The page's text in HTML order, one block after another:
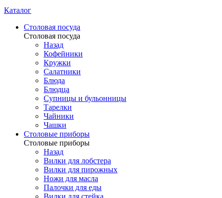
Каталог
Столовая посуда
Столовая посуда
Назад
Кофейники
Кружки
Салатники
Блюда
Блюдца
Супницы и бульонницы
Тарелки
Чайники
Чашки
Cтоловые приборы
Cтоловые приборы
Назад
Вилки для лобстера
Вилки для пирожных
Ножи для масла
Палочки для еды
Вилки для стейка